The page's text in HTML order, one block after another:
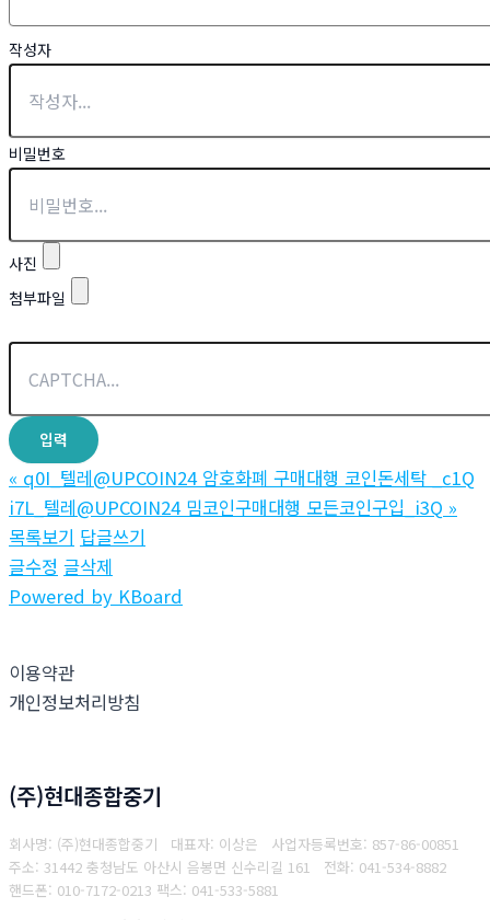
작성자
비밀번호
사진
첨부파일
« q0I_텔레@UPCOIN24 암호화폐 구매대행 코인돈세탁 _c1Q
i7L_텔레@UPCOIN24 밈코인구매대행 모든코인구입_i3Q »
목록보기 답글쓰기
글수정 글삭제
Powered by KBoard
이용약관
개인정보처리방침
(주)현대종합중기
회사명: (주)현대종합중기 대표자: 이상은 사업자등록번호: 857-86-00851
주소: 31442 충청남도 아산시 음봉면 신수리길 161 전화: 041-534-8882
핸드폰: 010-7172-0213 팩스: 041-533-5881